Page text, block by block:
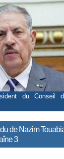
du Conseil
de Nazim
3